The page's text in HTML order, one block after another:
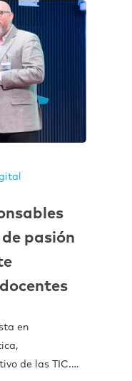
pasión
en
de las TIC.…